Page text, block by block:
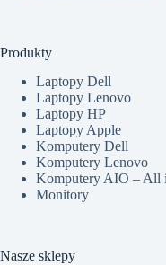
Produkty
Laptopy Dell
Laptopy Lenovo
Laptopy HP
Laptopy Apple
Komputery Dell
Komputery Lenovo
Komputery AIO – All
Monitory
Nasze sklepy